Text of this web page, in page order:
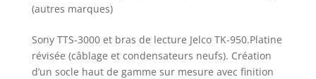
(autres marques)
Sony TTS-3000 et bras de lecture Jelco TK-950.Platine
révisée (câblage et condensateurs neufs). Création
d’un socle haut de gamme sur mesure avec finition